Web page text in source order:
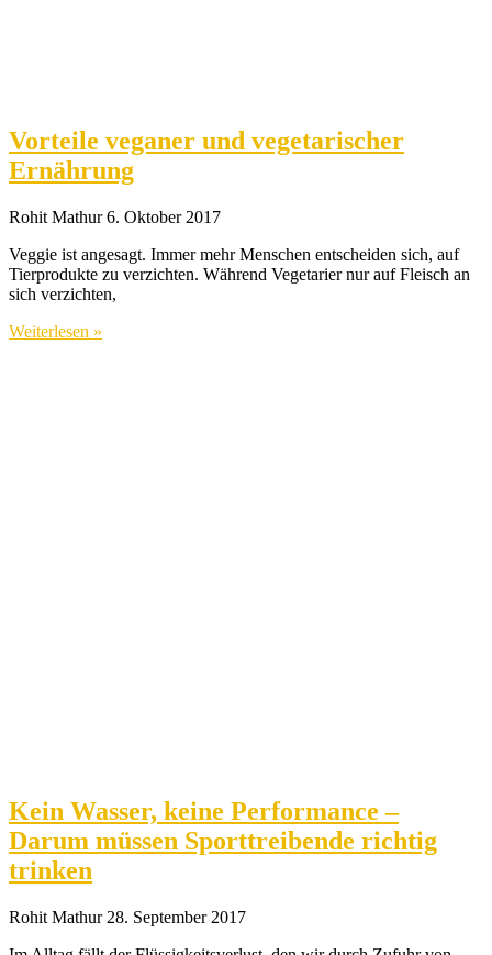
Vorteile veganer und vegetarischer
Ernährung
Rohit Mathur6. Oktober 2017
Veggie ist angesagt. Immer mehr Menschen entscheiden sich, auf
Tierprodukte zu verzichten. Während Vegetarier nur auf Fleisch an
sich verzichten,
Weiterlesen »
Kein Wasser, keine Performance –
Darum müssen Sporttreibende richtig
trinken
Rohit Mathur 28. September 2017